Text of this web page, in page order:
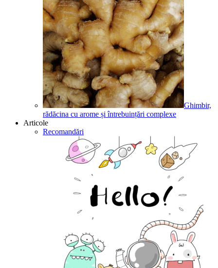
Ghimbir,
rădăcina cu arome și întrebuințări complexe
Articole
Recomandări